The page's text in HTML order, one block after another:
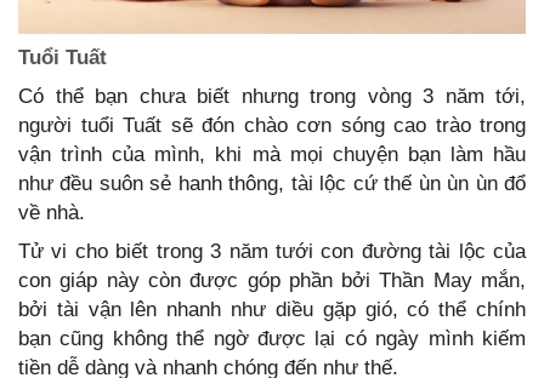
Tuổi Tuất
Có thể bạn chưa biết nhưng trong vòng 3 năm tới,
người tuổi Tuất sẽ đón chào cơn sóng cao trào trong
vận trình của mình, khi mà mọi chuyện bạn làm hầu
như đều suôn sẻ hanh thông, tài lộc cứ thế ùn ùn ùn đổ
về nhà.
Tử vi cho biết trong 3 năm tưới con đường tài lộc của
con giáp này còn được góp phần bởi Thần May mắn,
bởi tài vận lên nhanh như diều gặp gió, có thể chính
bạn cũng không thể ngờ được lại có ngày mình kiếm
tiền dễ dàng và nhanh chóng đến như thế.